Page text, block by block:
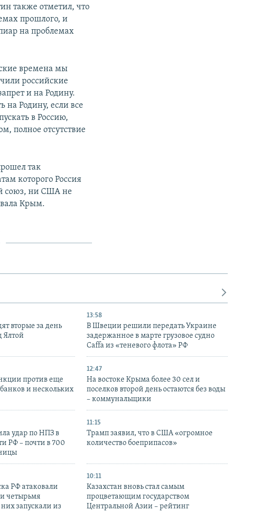
также отметил, что
прошлого, и
на проблемах
времена мы
российские
и на Родину.
на Родину, если все
в Россию,
полное отсутствие
так
которого Россия
союз, ни США не
Крым.
вторые за день
Ялтой
13:58
В Швеции решили передать Украине
задержанное в марте грузовое судно
Caffa из «теневого флота» РФ
против еще
и нескольких
12:47
На востоке Крыма более 30 сел и
поселков второй день остаются без воды
– коммунальщики
удар по НПЗ в
РФ – почти в 700
11:15
Трамп заявил, что в США «огромное
количество боеприпасов»
РФ атаковали
четырьмя
запускали из
10:11
Казахстан вновь стал самым
процветающим государством
Центральной Азии – рейтинг